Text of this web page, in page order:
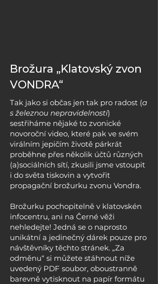
Brožura „Klatovský zvon
VONDRA“
Tak jako si občas jen tak pro radost (a
s železnou nepravidelností)
sestřiháme nějaké to zvonické
novoroční video, které pak ve svém
virálním jepičím životě párkrát
proběhne přes několik účtů různých
(a)sociálních sítí, zkusili jsme vstoupit
i do světa tiskovin a vytvořit
propagační brožurku zvonu Vondra.
Brožurku pochopitelně v klatovskén
infocentru, ani na Černé věži
nehledejte! Jedná se o naprosto
unikátní a jedinečný dárek pouze pro
návštěvníky těchto stránek. „Za
odměnu“ si můžete stáhnout níže
uvedený PDF soubor, oboustranně
barevně vytisknout na papír formátu